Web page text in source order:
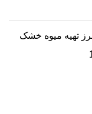
تهیه میوه خشک